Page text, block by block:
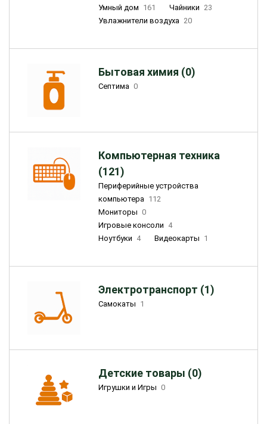
Умный дом 161 Чайники 23
Увлажнители воздуха 20
Бытовая химия (0)
Септима 0
Компьютерная техника
(121)
Периферийные устройства
компьютера 112
Мониторы 0
Игровые консоли 4
Ноутбуки 4 Видеокарты 1
Электротранспорт (1)
Самокаты 1
Детские товары (0)
Игрушки и Игры 0